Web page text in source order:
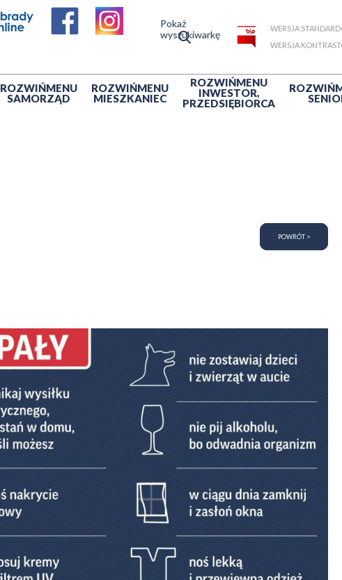
Pokaż
wyszukiwarkę
WERSJA
WERSJA
ROZWIŃMENU
SAMORZĄD
ROZWIŃMENU
MIESZKANIEC
ROZWIŃMENU
INWESTOR,
PRZEDSIĘBIORCA
ROZWIŃ
POWRÓT >